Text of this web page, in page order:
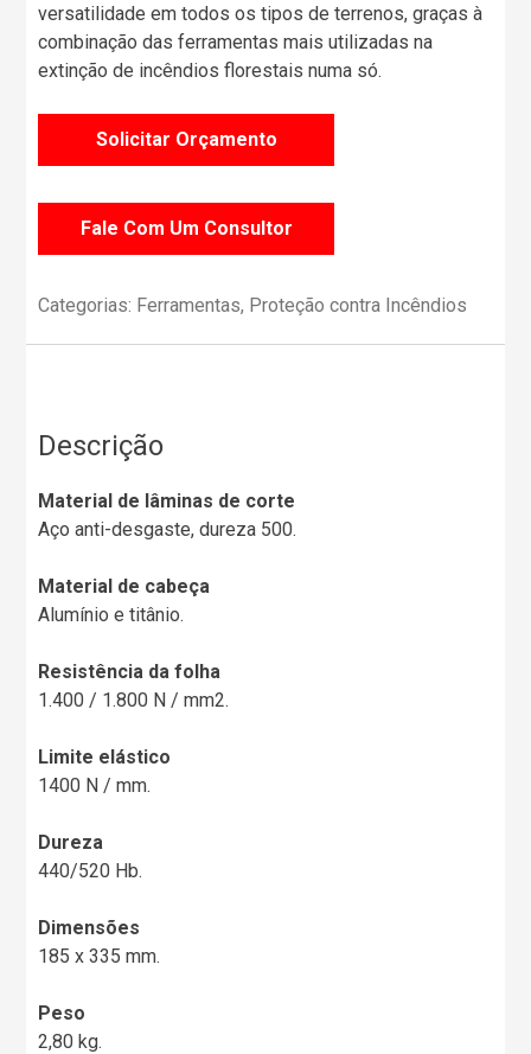
versatilidade em todos os tipos de terrenos, graças à
combinação das ferramentas mais utilizadas na
extinção de incêndios florestais numa só.
Solicitar Orçamento
Fale Com Um Consultor
Categorias: Ferramentas, Proteção contra Incêndios
Descrição
Material de lâminas de corte
Aço anti-desgaste, dureza 500.
Material de cabeça
Alumínio e titânio.
Resistência da folha
1.400 / 1.800 N / mm2.
Limite elástico
1400 N / mm.
Dureza
440/520 Hb.
Dimensões
185 x 335 mm.
Peso
2,80 kg.